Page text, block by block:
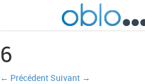
6
← PrécédentSuivant →